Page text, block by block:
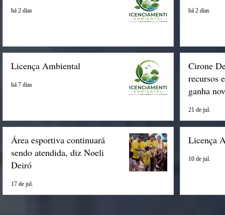
há 2 dias há 2 dias
Licença Ambiental
há 7 dias
Cirone
recursos
ganha
21 de jul.
Área esportiva continuará
sendo atendida, diz Noeli
Deiró
17 de jul.
Licença
10 de jul.